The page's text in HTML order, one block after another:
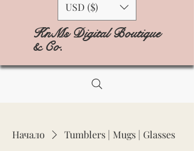
USD ($)
KnMs Digital Boutique
& Co.
Начало Tumblers | Mugs | Glasses